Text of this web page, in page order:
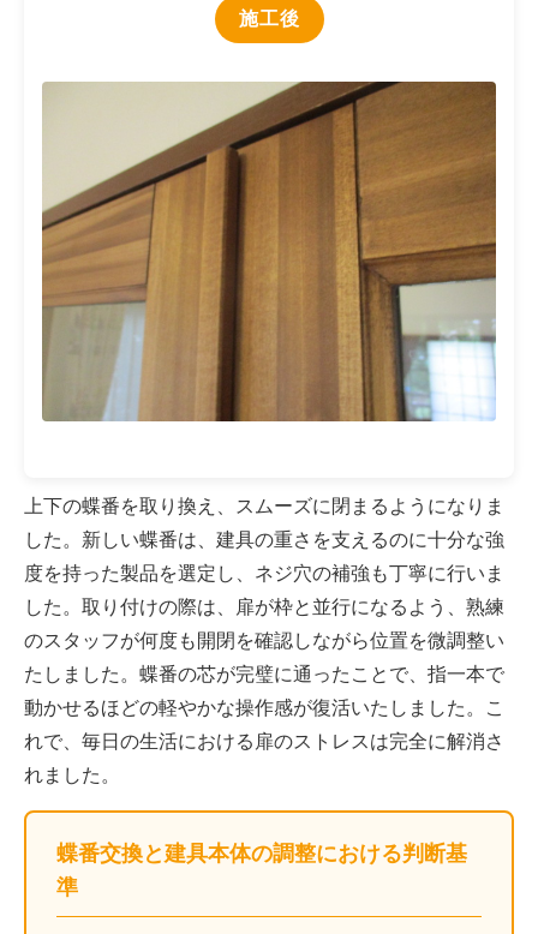
施工後
上下の蝶番を取り換え、スムーズに閉まるようになりま
した。新しい蝶番は、建具の重さを支えるのに十分な強
度を持った製品を選定し、ネジ穴の補強も丁寧に行いま
した。取り付けの際は、扉が枠と並行になるよう、熟練
のスタッフが何度も開閉を確認しながら位置を微調整い
たしました。蝶番の芯が完璧に通ったことで、指一本で
動かせるほどの軽やかな操作感が復活いたしました。こ
れで、毎日の生活における扉のストレスは完全に解消さ
れました。
蝶番交換と建具本体の調整における判断基
準